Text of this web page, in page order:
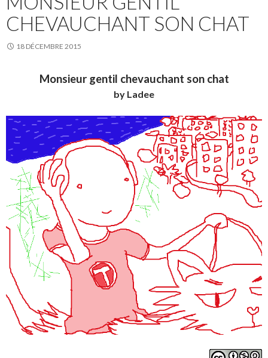
CHEVAUCHANT SON CHAT
18 DÉCEMBRE 2015
Monsieur gentil chevauchant son chat
by Ladee